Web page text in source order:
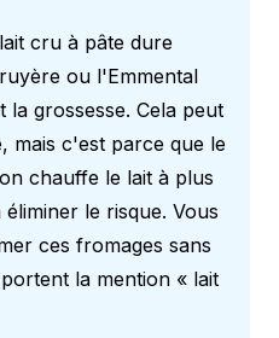
cru à pâte dure
ou l'Emmental
la grossesse. Cela peut
mais c'est parce que le
chauffe le lait à plus
le risque. Vous
ces fromages sans
la mention « lait